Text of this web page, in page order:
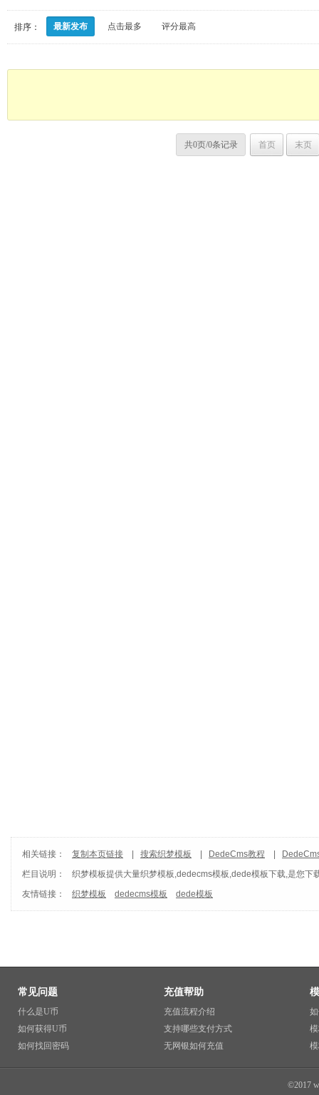
排序： 最新发布 点击最多 评分最高
共0页/0条记录 首页 末页
相关链接： 复制本页链接 搜索织梦模板 DedeCms教程
栏目说明：
织梦模板提供大量织梦模板,dedecms模板,dede模板下载,是您
友情链接：
织梦模板 dedecms模板 dede模板
常见问题
什么是U币
如何获得U币
如何找回密码
充值帮助
充值流程介绍
支持哪些支付方式
无网银如何充值
©2017